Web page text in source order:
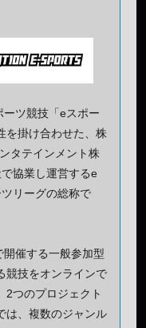
ツ競技「eスポー
を掛け合わせた、株
タテインメント株
協業し運営するe
リーグの総称で
催する一般参加型
競技をオンラインで
2つのプロジェクト
は、複数のジャンル